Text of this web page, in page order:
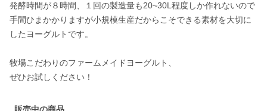
発酵時間が８時間、１回の製造量も20~30L程度しか作れないので
手間ひまかかりますが小規模生産だからこそできる素材を大切に
したヨーグルトです。
牧場こだわりのファームメイドヨーグルト、
ぜひお試しください！